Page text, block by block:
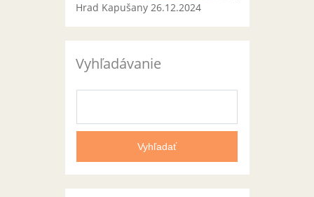
Hrad Kapušany 26.12.2024
Vyhľadávanie